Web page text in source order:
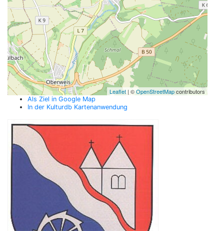
Leaflet | ©OpenStreetMapcontributors
Als Ziel in Google Map
In der Kulturdb Kartenanwendung